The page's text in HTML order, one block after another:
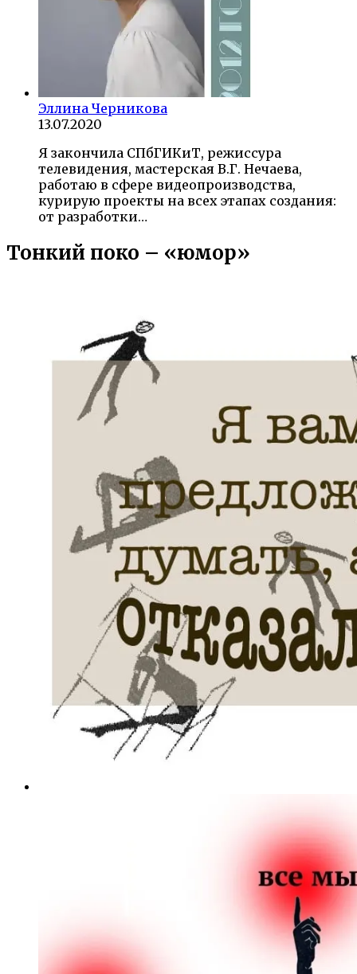
Эллина Черникова
13.07.2020
Я закончила СПбГИКиТ, режиссура
телевидения, мастерская В.Г. Нечаева,
работаю в сфере видеопроизводства,
курирую проекты на всех этапах создания:
от разработки…
Тонкий поко – «юмор»